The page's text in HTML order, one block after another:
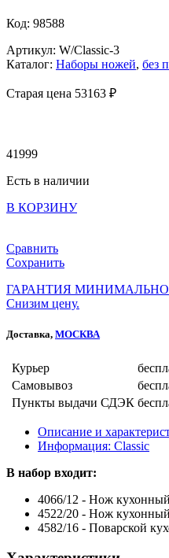
Код: 98588
Артикул: W/Classic-3
Каталог: Наборы ножей, без
Старая цена 53163 ₽
41999
Есть в наличии
В КОРЗИНУ
Сравнить
Сохранить
ГАРАНТИЯ
Снизим цену.
Доставка, МОСКВА
Курьер
Самовывоз
Пункты выдачи СДЭК
Описание и
Информация: Classic
В набор входит:
4066/12 - Нож
4522/20 - Нож
4582/16 - Поварской